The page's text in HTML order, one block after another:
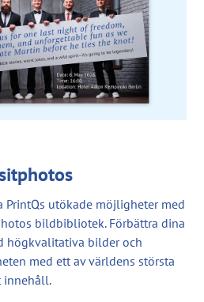
PrintQs utökade möjligheter med
bildbibliotek. Förbättra dina
högkvalitativa bilder och
med ett av världens största
innehåll.